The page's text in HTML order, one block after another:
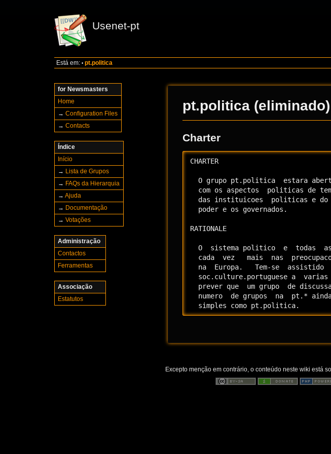
Usenet-pt
Está em: • pt.politica
for Newsmasters
Home
→Configuration Files
→Contacts
Índice
Início
→ Lista de Grupos
→ FAQs da Hierarquia
→Ajuda
→ Documentação
→Votações
Administração
Contactos
Ferramentas
Associação
Estatutos
pt.politica (eliminado)
Charter
CHARTER
O grupo pt.politica  estara
com os aspectos  politicas de
das instituicoes  politicas e
  poder e os governados.
RATIONALE
O  sistema politico  e  todas
cada  vez   mais  nas
na  Europa.   Tem-se  assistido
soc.culture.portuguese a
prever que  um grupo  de
numero  de grupos  na  pt.*
  simples como pt.politica.
Excepto menção em contrário, o conteúdo neste wiki está